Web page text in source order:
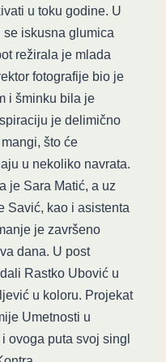
u toku godine. U
iskusna glumica
režirala je mlada
fotografije bio je
i šminku bila je
je delimično
što će
u nekoliko navrata.
je Sara Matić, a uz
Savić, kao i asistenta
je završeno
dana. U post
Rastko Ubović u
u koloru. Projekat
Umetnosti u
ovoga puta svoj singl